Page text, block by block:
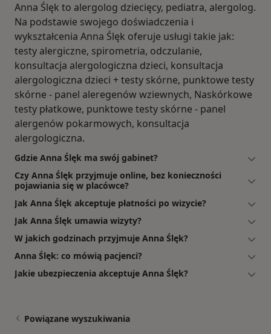
Anna Ślęk to alergolog dziecięcy, pediatra, alergolog.
Na podstawie swojego doświadczenia i
wykształcenia Anna Ślęk oferuje usługi takie jak:
testy alergiczne, spirometria, odczulanie,
konsultacja alergologiczna dzieci, konsultacja
alergologiczna dzieci + testy skórne, punktowe testy
skórne - panel aleregenów wziewnych, Naskórkowe
testy płatkowe, punktowe testy skórne - panel
alergenów pokarmowych, konsultacja
alergologiczna.
Gdzie Anna Ślęk ma swój gabinet?
Czy Anna Ślęk przyjmuje online, bez konieczności
pojawiania się w placówce?
Jak Anna Ślęk akceptuje płatności po wizycie?
Jak Anna Ślęk umawia wizyty?
W jakich godzinach przyjmuje Anna Ślęk?
Anna Ślęk: co mówią pacjenci?
Jakie ubezpieczenia akceptuje Anna Ślęk?
Powiązane wyszukiwania